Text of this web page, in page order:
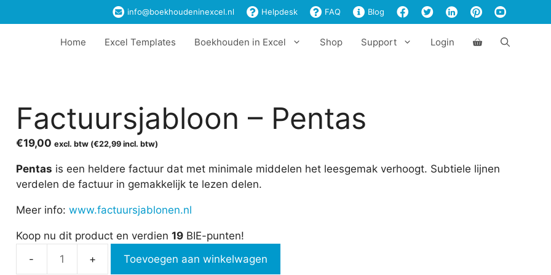
info@boekhoudeninexcel.nl Helpdesk FAQ Blog
Home Excel Templates Boekhouden in Excel Shop Support Login
Factuursjabloon – Pentas
€19,00 excl. btw (€22,99incl. btw)
Pentas is een heldere factuur dat met minimale middelen het leesgemak verhoogt. Subtiele lijnen
verdelen de factuur in gemakkelijk te lezen delen.
Meer info: www.factuursjablonen.nl
Koop nu dit product en verdien 19BIE-punten!
Factuursjabloon
Toevoegen aan winkelwagen
Pentas
aantal